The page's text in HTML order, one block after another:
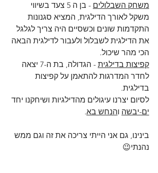
משחק השבלולים
- בן ה 5 צעד בשיווי
משקל לאורך הדילגית, המציא סגנונות
התקדמות שונים וכשסיים היה צריך לגלגל
את הדילגית לשבלול ולעבור לדילגית הבאה
הכי מהר שיכול.
קפיצות בדילגית
- הגדולה, בת ה-7 יצאה
לחדר המדרגות להתאמן על קפיצות
בדילגית.
לסיום יצרנו עיגולים מהדילגיות ושיחקנו יחד
ים-יבשה והנחש בא.
בינינו, גם אני הייתי צריכה את זה וגם ממש
נהנתי😉